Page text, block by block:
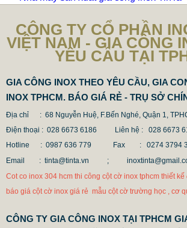
CÔNG TY CỔ PHẦN
VIỆT NAM - GIA CÔNG
YÊU CẦU TẠI
GIA CÔNG INOX THEO YÊU CẦU, GIA
INOX TPHCM. BÁO GIÁ RẺ - TRỤ SỞ
Địa chỉ : 68 Nguyễn Huệ, F.Bến Nghé, Quận 1,
Điện thoại : 028 6673 6186
Liên hệ : 028 6673
Hotline : 0987 636 779 Fax
: 0274 3794
Email : tinta@tinta.vn ;
Cot co inox 304 hcm thi công cột cờ inox tphcm thiết kế
báo giá cột cờ inox giá rẻ mẫu cột cờ trường học , cơ
CÔNG TY GIA CÔNG INOX TẠI TPHCM